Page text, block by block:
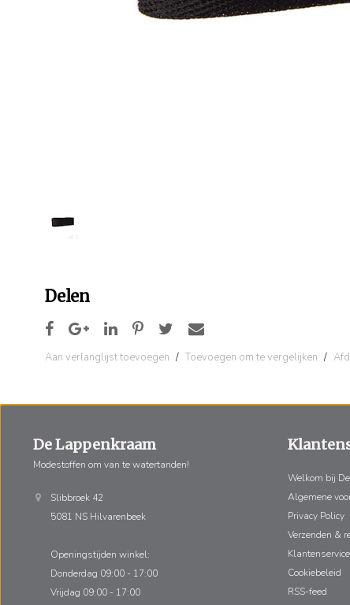
Delen
Aan verlanglijst toevoegen / Toevoegen om te vergelijken /
De Lappenkraam
Modestoffen om van te watertanden!
Slibbroek 42
5081 NS Hilvarenbeek
Openingstijden winkel:
Donderdag 09:00 - 17:00
Vrijdag 09:00 - 17:00
Welkom bij
Algemene
Privacy Policy
Verzenden &
Klantenservice
Cookiebeleid
RSS-feed